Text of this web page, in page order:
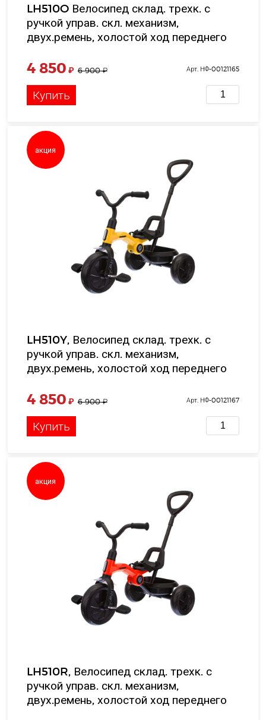
LH510O Велосипед склад. трехк. с
ручкой управ. скл. механизм,
двух.ремень, холостой ход переднего
в/к 52*37*25 см
4 850 ₽ 6 900₽ Арт. НФ-00121165
Купить
акция
LH510Y, Велосипед склад. трехк. с
ручкой управ. скл. механизм,
двух.ремень, холостой ход переднего
в/к 52*37*25 см
4 850 ₽ 6 900₽ Арт. НФ-00121167
Купить
акция
LH510R, Велосипед склад. трехк. с
ручкой управ. скл. механизм,
двух.ремень, холостой ход переднего